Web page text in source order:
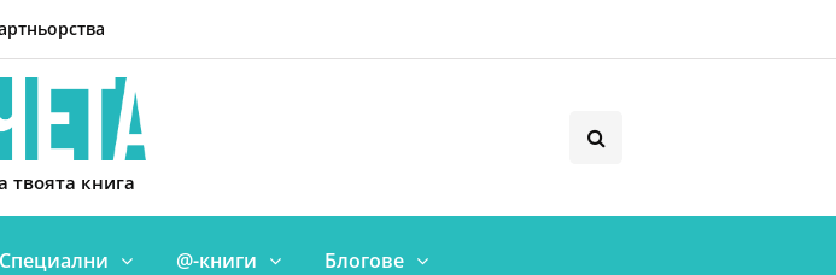
твоята книга
Специални @-книги Блогове